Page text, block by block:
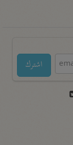
اشترك